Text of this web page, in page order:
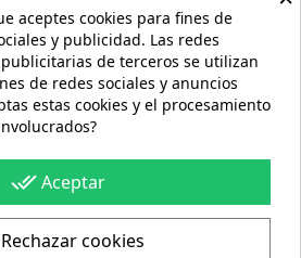
de 60€
aceptes cookies para fines de
y publicidad. Las redes
de terceros se utilizan
de redes sociales y anuncios
estas cookies y el procesamiento
done_all Aceptar
Rechazar cookies